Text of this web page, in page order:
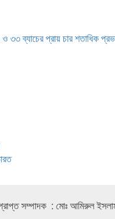
৩৩ ব্যাচের প্রায় চার শতাধিক
সম্পাদক : মোঃ আমিরুল